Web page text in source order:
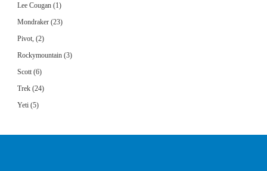
Lee Cougan (1)
Mondraker (23)
Pivot, (2)
Rockymountain (3)
Scott (6)
Trek (24)
Yeti (5)